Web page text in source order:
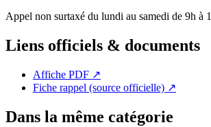
Appel non surtaxé du lundi au samedi de 9h à
Liens officiels & documents
Affiche PDF ↗
Fiche rappel (source officielle) ↗
Dans la même catégorie